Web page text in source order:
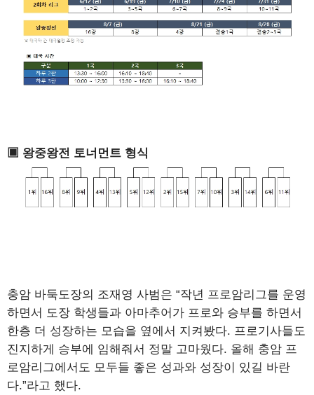
▣ 왕중왕전 토너먼트 형식
충암 바둑도장의 조재영 사범은 “작년 프로암리그를 운영
하면서 도장 학생들과 아마추어가 프로와 승부를 하면서
한층 더 성장하는 모습을 옆에서 지켜봤다. 프로기사들도
진지하게 승부에 임해줘서 정말 고마웠다. 올해 충암 프
로암리그에서도 모두들 좋은 성과와 성장이 있길 바란
다.”라고 했다.